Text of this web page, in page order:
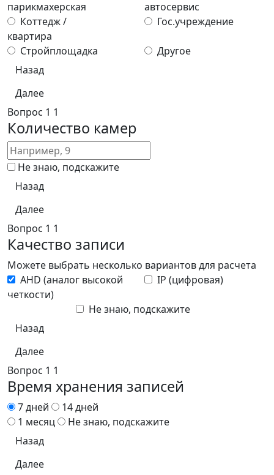
парикмахерская
автосервис
Коттедж /
квартира
Гос.учреждение
Стройплощадка
Другое
Назад
Далее
Вопрос 1 1
Количество камер
Не знаю, подскажите
Назад
Далее
Вопрос 1 1
Качество записи
Можете выбрать несколько вариантов для расчета
AHD (аналог высокой
четкости)
IP (цифровая)
Не знаю, подскажите
Назад
Далее
Вопрос 1 1
Время хранения записей
7 дней
14 дней
1 месяц
Не знаю, подскажите
Назад
Далее